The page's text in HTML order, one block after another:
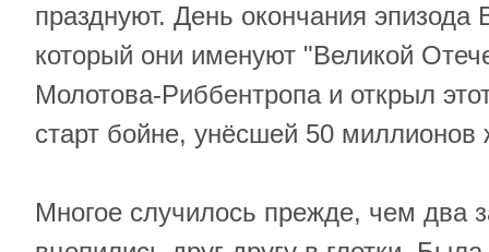
празднуют. День окончания эпизода
который они именуют "Великой
Молотова-Риббентропа и открыл
старт бойне, унёсшей 50 миллионов
Многое случилось прежде, чем два